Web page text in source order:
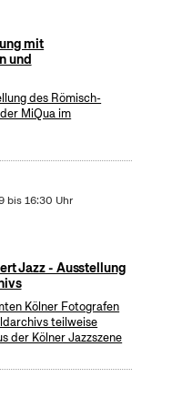
mit
und
des Römisch-
MiQua im
bis 16:30 Uhr
Jazz - Ausstellung
Kölner Fotografen
teilweise
der Kölner Jazzszene